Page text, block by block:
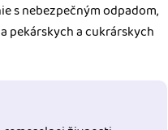
s nebezpečným odpadom,
pekárskych a cukrárskych